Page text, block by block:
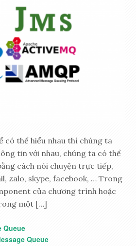
có thể hiểu nhau thì chúng ta
tin với nhau, chúng ta có thể
cách nói chuyện trực tiếp,
zalo, skype, facebook, … Trong
của chương trình hoặc
một […]
Queue
Queue